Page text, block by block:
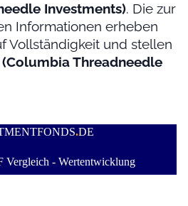
Investments). Die zur
Informationen erheben
Vollständigkeit und stellen
(Columbia Threadneedle
.DE
Vergleich - Wertentwicklung